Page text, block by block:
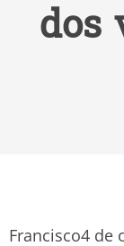
dos
Francisco4 de